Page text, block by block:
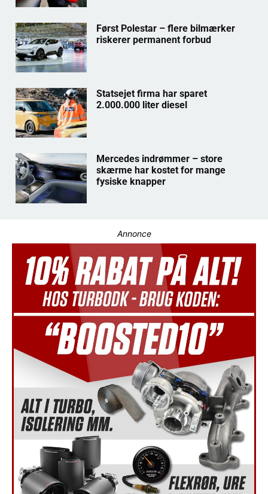
Først Polestar – flere bilmærker
riskerer permanent forbud
Statsejet firma har sparet
2.000.000 liter diesel
Mercedes indrømmer – store
skærme har kostet for mange
fysiske knapper
Annonce